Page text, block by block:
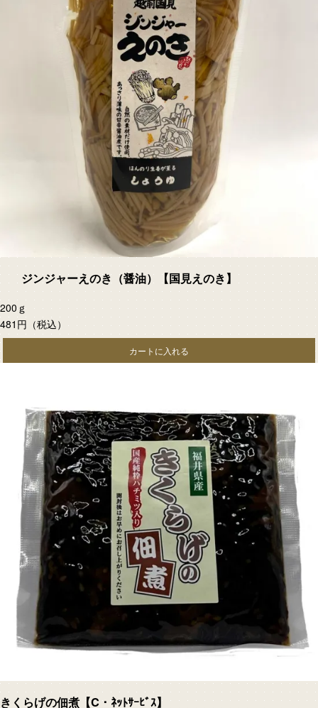
ジンジャーえのき（醤油）【国見えのき】
200ｇ
481円 （税込）
カートに入れる
きくらげの佃煮【C・ﾈｯﾄｻｰﾋﾞｽ】